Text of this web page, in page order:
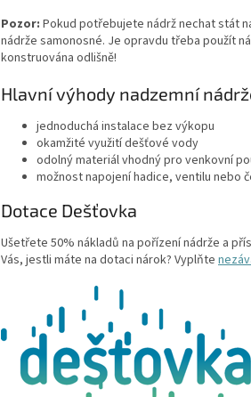
Pozor: Pokud potřebujete nádrž nechat stát
nádrže samonosné. Je opravdu třeba použít
konstruována odlišně!
Hlavní výhody nadzemní
jednoduchá instalace bez výkopu
okamžité využití dešťové vody
odolný materiál vhodný pro venkovní
možnost napojení hadice, ventilu nebo
Dotace Dešťovka
Ušetřete 50% nákladů na pořízení nádrže a
Vás, jestli máte na dotaci nárok? Vyplňte